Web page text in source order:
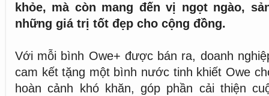
khỏe, mà còn mang đến vị ngọt ngào,
những giá trị tốt đẹp cho cộng đồng.
Với mỗi bình Owe+ được bán ra, doanh
cam kết tặng một bình nước tinh khiết Owe
hoàn cảnh khó khăn, góp phần cải thiện